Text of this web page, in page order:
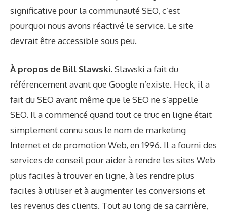
significative pour la communauté SEO, c’est
pourquoi nous avons réactivé le service. Le site
devrait être accessible sous peu.
À propos de Bill Slawski. Slawski a fait du
référencement avant que Google n’existe. Heck, il a
fait du SEO avant même que le SEO ne s’appelle
SEO. Il a commencé quand tout ce truc en ligne était
simplement connu sous le nom de marketing
Internet et de promotion Web, en 1996. Il a fourni des
services de conseil pour aider à rendre les sites Web
plus faciles à trouver en ligne, à les rendre plus
faciles à utiliser et à augmenter les conversions et
les revenus des clients. Tout au long de sa carrière,